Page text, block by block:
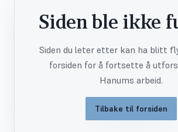
Siden ble ikke
Siden du leter etter kan ha blitt
forsiden for å fortsette å
Hanums arbeid.
Tilbake til forsiden